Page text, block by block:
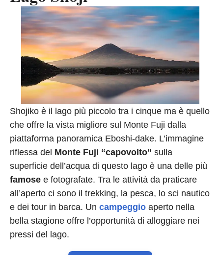
Shojiko è il lago più piccolo tra i cinque ma è quello
che offre la vista migliore sul Monte Fuji dalla
piattaforma panoramica Eboshi-dake. L’immagine
riflessa del Monte Fuji “capovolto” sulla
superficie dell’acqua di questo lago è una delle più
famose e fotografate. Tra le attività da praticare
all’aperto ci sono il trekking, la pesca, lo sci nautico
e dei tour in barca. Un campeggio aperto nella
bella stagione offre l’opportunità di alloggiare nei
pressi del lago.